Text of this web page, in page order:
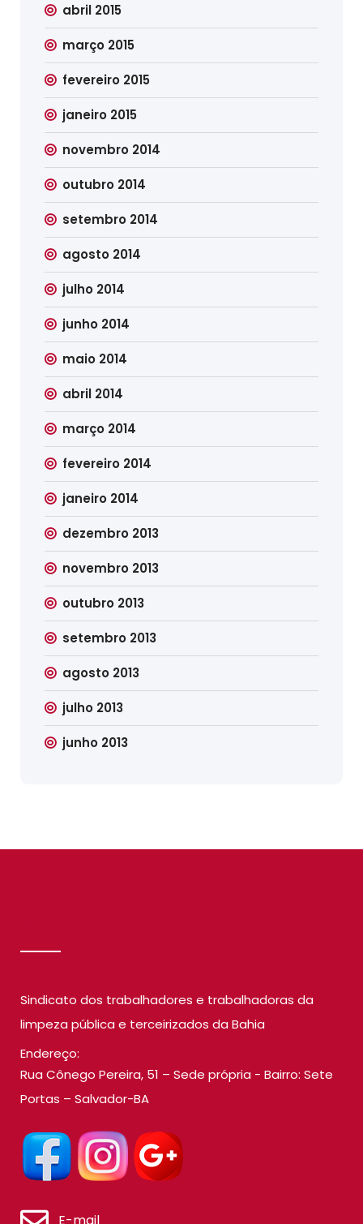
abril 2015
março 2015
fevereiro 2015
janeiro 2015
novembro 2014
outubro 2014
setembro 2014
agosto 2014
julho 2014
junho 2014
maio 2014
abril 2014
março 2014
fevereiro 2014
janeiro 2014
dezembro 2013
novembro 2013
outubro 2013
setembro 2013
agosto 2013
julho 2013
junho 2013
Sindicato dos trabalhadores e trabalhadoras da
limpeza pública e terceirizados da Bahia
Endereço:
Rua Cônego Pereira, 51 – Sede própria - Bairro: Sete
Portas – Salvador-BA
E-mail